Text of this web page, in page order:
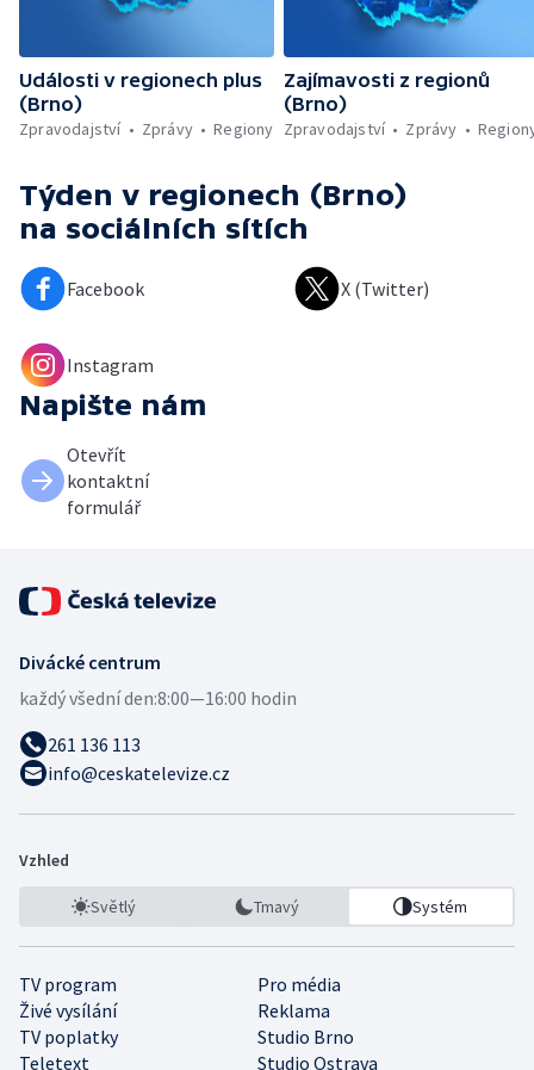
Události v regionech plus
(Brno)
Zpravodajství
Zprávy Regiony
Zajímavosti z regionů
(Brno)
Zpravodajství
Zprávy
Týden v regionech (Brno)
na sociálních sítích
Facebook X (Twitter)
Instagram
Napište nám
Otevřít
kontaktní
formulář
Divácké centrum
každý všední den:8:00—16:00 hodin
261 136 113
info@ceskatelevize.cz
Vzhled
Světlý Tmavý Systém
TV program
Pro média
Živé vysílání
Reklama
TV poplatky
Studio Brno
Teletext
Studio Ostrava